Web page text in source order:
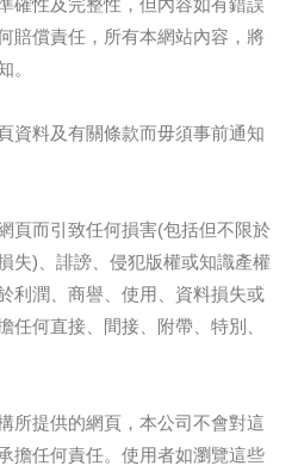
賠償責任，所有本網站內容，將
。
資料及有關條款而毋須事前通知
頁而引致任何損害(包括但不限於
失)、誹謗、侵犯版權或知識產權
利潤、商譽、使用、資料損失或
任何直接、間接、附帶、特別、
所提供的網頁，本公司不會對這
擔任何責任。使用者如瀏覽這些